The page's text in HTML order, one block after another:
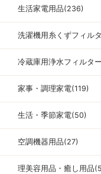
生活家電用品(236)
洗濯機用糸くずフィル
冷蔵庫用浄水フィルタ
家事・調理家電(119)
生活・季節家電(50)
空調機器用品(27)
理美容用品・癒し用品